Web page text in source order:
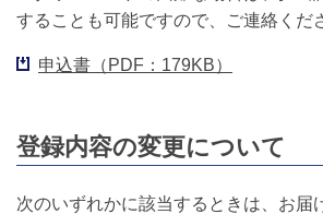
することも可能ですので、ご連絡くだ
申込書（PDF：179KB）
登録内容の変更について
次のいずれかに該当するときは、お届